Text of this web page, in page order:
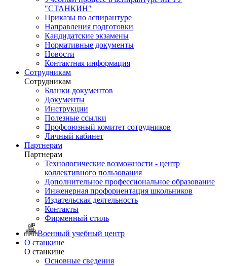
"СТАНКИН"
Приказы по аспирантуре
Направления подготовки
Кандидатские экзамены
Нормативные документы
Новости
Контактная информация
Сотрудникам
Сотрудникам
Бланки документов
Документы
Инструкции
Полезные ссылки
Профсоюзный комитет сотрудников
Личный кабинет
Партнерам
Партнерам
Технологические возможности - центр
коллективного пользования
Дополнительное профессиональное образование
Инженерная профориентация школьников
Издательская деятельность
Контакты
Фирменный стиль
Военный учебный центр
О станкине
О станкине
Основные сведения